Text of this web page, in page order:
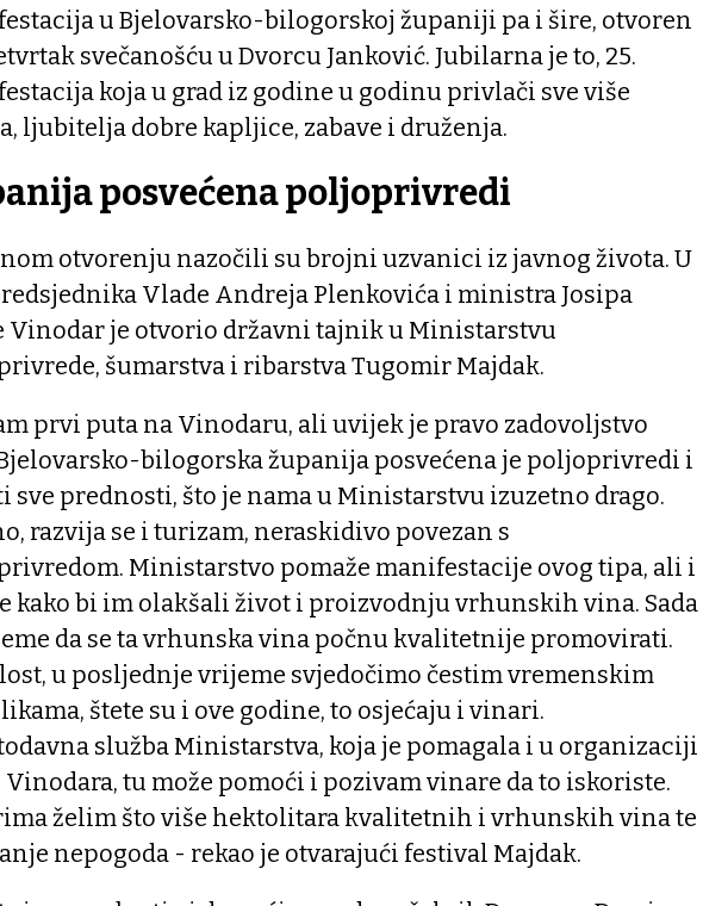
u Bjelovarsko-bilogorskoj županiji pa i šire, otvoren
svečanošću u Dvorcu Janković. Jubilarna je to, 25.
koja u grad iz godine u godinu privlači sve više
ljubitelja dobre kapljice, zabave i druženja.
posvećena poljoprivredi
otvorenju nazočili su brojni uzvanici iz javnog života. U
Vlade Andreja Plenkovića i ministra Josipa
Vinodar je otvorio državni tajnik u Ministarstvu
šumarstva i ribarstva Tugomir Majdak.
prvi puta na Vinodaru, ali uvijek je pravo zadovoljstvo
bilogorska županija posvećena je poljoprivredi i
sve prednosti, što je nama u Ministarstvu izuzetno drago.
razvija se i turizam, neraskidivo povezan s
Ministarstvo pomaže manifestacije ovog tipa, ali i
kako bi im olakšali život i proizvodnju vrhunskih vina. Sada
da se ta vrhunska vina počnu kvalitetnije promovirati.
u posljednje vrijeme svjedočimo čestim vremenskim
štete su i ove godine, to osjećaju i vinari.
služba Ministarstva, koja je pomagala i u organizaciji
tu može pomoći i pozivam vinare da to iskoriste.
želim što više hektolitara kvalitetnih i vrhunskih vina te
nepogoda - rekao je otvarajući festival Majdak.